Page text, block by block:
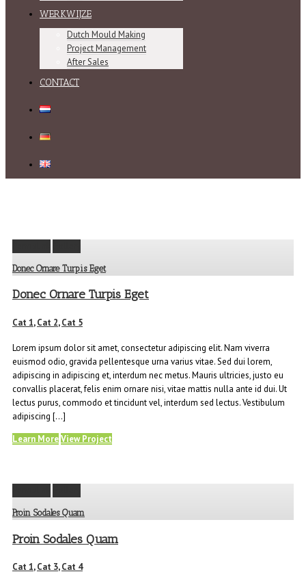
WERKWIJZE
Dutch Mould Making
Project Management
After Sales
CONTACT
Donec Ornare Turpis Eget
Donec Ornare Turpis Eget
Cat 1,Cat 2,Cat 5
Lorem ipsum dolor sit amet, consectetur adipiscing elit. Nam viverra
euismod odio, gravida pellentesque urna varius vitae. Sed dui lorem,
adipiscing in adipiscing et, interdum nec metus. Mauris ultricies, justo eu
convallis placerat, felis enim ornare nisi, vitae mattis nulla ante id dui. Ut
lectus purus, commodo et tincidunt vel, interdum sed lectus. Vestibulum
adipiscing […]
Learn MoreView Project
Proin Sodales Quam
Proin Sodales Quam
Cat 1,Cat 3,Cat 4